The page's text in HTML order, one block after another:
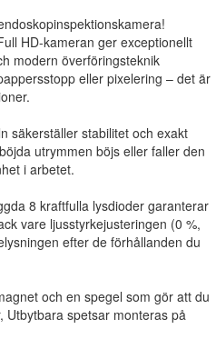
HD-kameran ger exceptionellt
modern överföringsteknik
eller pixelering – det är
säkerställer stabilitet och exakt
utrymmen böjs eller faller den
i arbetet.
8 kraftfulla lysdioder garanterar
vare ljusstyrkejusteringen (0 %,
efter de förhållanden du
och en spegel som gör att du
Utbytbara spetsar monteras på